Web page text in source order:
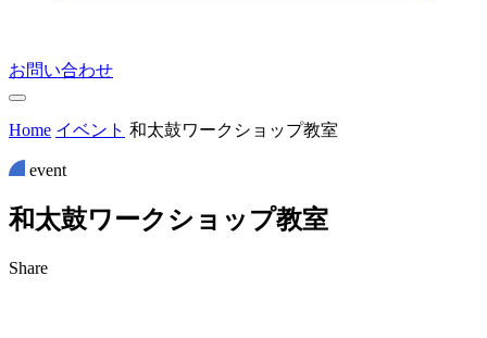
お問い合わせ
Home イベント 和太鼓ワークショップ教室
event
和太鼓ワーク シ ョ ッ プ教室
Share